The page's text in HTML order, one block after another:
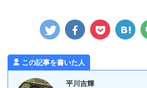
った所得税
月までに
う取り扱いとなる部分がある
が必要です。 個人事業主が事
産を除却する場合はどうなるか
とになります。 つまり、 ...
この記事を書いた人
平川吉輝